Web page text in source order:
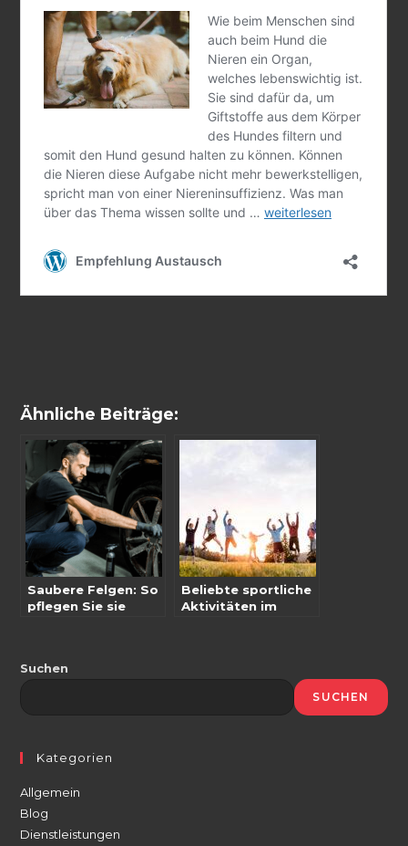
Ähnliche Beiträge:
Saubere Felgen: So
pflegen Sie sie
Beliebte sportliche
Aktivitäten im
Suchen
SUCHEN
Kategorien
Allgemein
Blog
Dienstleistungen